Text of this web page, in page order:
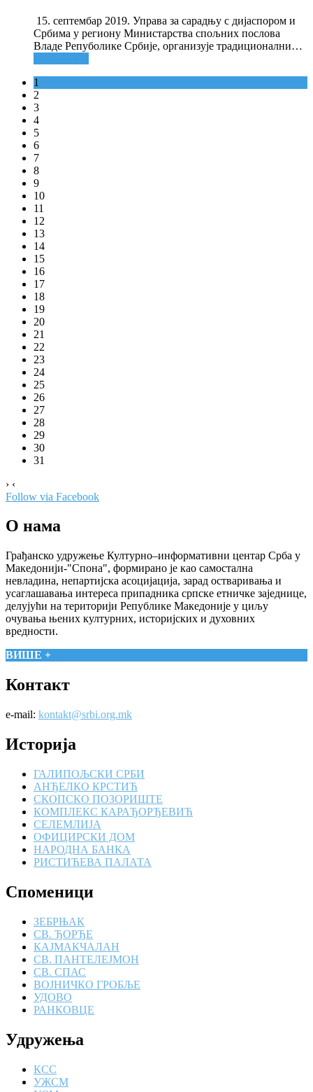
15. септембар 2019. Управа за сарадњу с дијаспором и
Србима у региону Министарства спољних послова
Владе Репуболике Србије, организује традиционални…
1
2
3
4
5
6
7
8
9
10
11
12
13
14
15
16
17
18
19
20
21
22
23
24
25
26
27
28
29
30
31
› ‹
Follow via Facebook
О нама
Грађанско удружење Културно–информативни центар Срба у
Македонији-"Спона", формирано је као самостална
невладина, непартијска асоцијација, зарад остваривања и
усаглашавања интереса припадника српске етничке заједнице,
делујући на територији Републике Македоније у циљу
очувања њених културних, историјских и духовних
вредности.
ВИШЕ +
Контакт
e-mail: kontakt@srbi.org.mk
Историја
ГАЛИПОЉСКИ СРБИ
АНЂЕЛКО КРСТИЋ
СКОПСКО ПОЗОРИШТЕ
КОМПЛЕКС КАРАЂОРЂЕВИЋ
СЕЛЕМЛИЈА
ОФИЦИРСКИ ДОМ
НАРОДНА БАНКА
РИСТИЋЕВА ПАЛАТА
Споменици
ЗЕБРЊАК
СВ. ЂОРЂЕ
КАЈМАКЧАЛАН
СВ. ПАНТЕЛЕЈМОН
СВ. СПАС
ВОЈНИЧКО ГРОБЉЕ
УДОВО
РАНКОВЦЕ
Удружења
КСС
УЖСМ